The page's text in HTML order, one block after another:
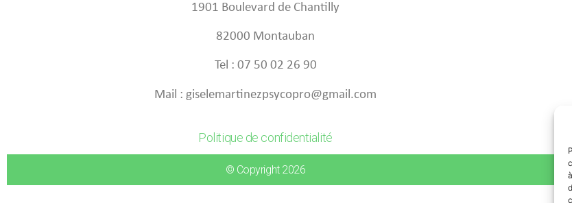
1901 Boulevard de Chantilly
82000 Montauban
Tel : 07 50 02 26 90
Mail : giselemartinezpsycopro@gmail.com
Politique de confidentialité
© Copyright 2026